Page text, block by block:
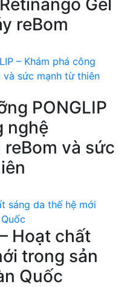
reBom
PONGLIP
nghệ
và sức
Hoạt chất
trong sản
Quốc